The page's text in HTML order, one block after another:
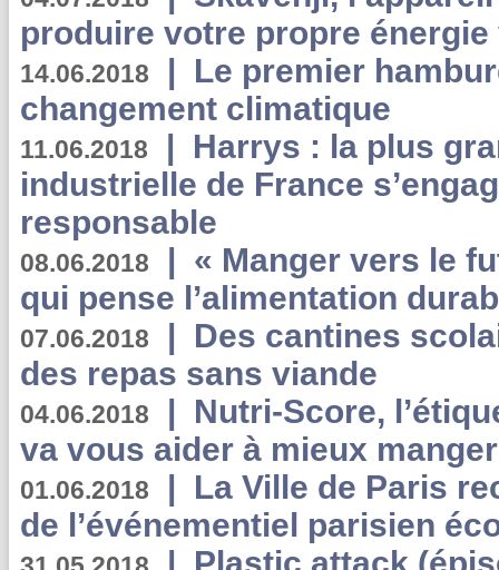
produire votre propre
14.06.2018 | Le premier
changement climatique
11.06.2018 | Harrys : la plus
industrielle de France
responsable
08.06.2018 | « Manger vers le
qui pense l’alimentation
07.06.2018 | Des cantines
des repas sans viande
04.06.2018 | Nutri-Score,
va vous aider à mieux
01.06.2018 | La Ville de Paris
de l’événementiel parisien